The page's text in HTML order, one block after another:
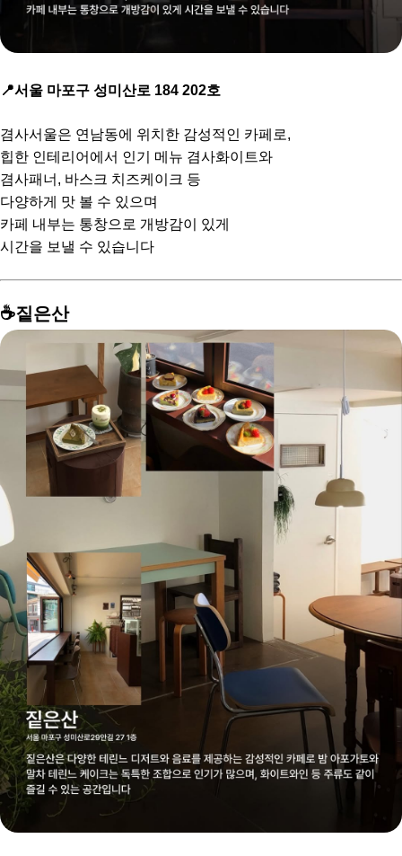
📍서울 마포구 성미산로 184 202호
겸사서울은 연남동에 위치한 감성적인 카페로,
힙한 인테리어에서 인기 메뉴 겸사화이트와
겸사패너, 바스크 치즈케이크 등
다양하게 맛 볼 수 있으며
카페 내부는 통창으로 개방감이 있게
시간을 보낼 수 있습니다
☕️짙은산